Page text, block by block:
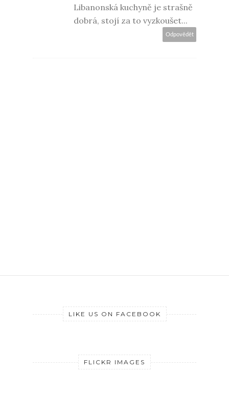
Libanonská kuchyně je strašně
dobrá, stojí za to vyzkoušet...
Odpovědět
LIKE US ON FACEBOOK
FLICKR IMAGES